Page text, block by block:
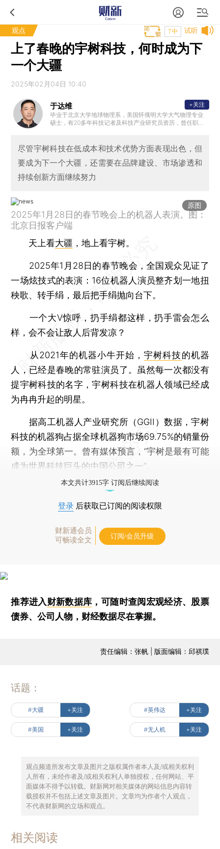
观点 试听
T中
上了春晚的宇树科技，何时成为下
一个大疆
2025年02月04日 10:40
于达维
毕业于北京大学地球物理系，美国怀俄明大学大气物理专业
硕士，有20多年科技记者及科技产业研究员资历，曾任职《
+关注
尽管宇树科技在低成本和技术优势方面表现出色，但
要成为下一个大疆，还需要在品牌建设、市场渗透和
持续创新方面继续努力
原图
2025年1月28日的春节晚会上的机器人表演。图：
北京日报客户端
天上看大疆 ，地上看宇树。
2025年1月28日的春节晚会，全国观众见证了
一场炫技式的表演：16位机器人演员整齐划一地扭
秧歌、转手绢，最后把手绢抛向台下。
一个大V惊呼，扔手绢都这样，扔手雷会怎么
样，会不会让敌人后背发凉？
从2021年的机器小牛开始，宇树科技的机器
人，已经是春晚的常驻演员了。虽然每一次都没有
提宇树科技的名字，宇树科技在机器人领域已经成
为冉冉升起的明星。
据高工机器人产业研究所（GGII）数据，宇树
科技的机器狗占据全球机器狗市场69.75%的销量份
额，为全球第一。曾有媒体预言，“宇树是最有可能
成为世界科技巨头的中国公司之一”。
本文共计3915字 订阅后继续阅读
登录 后获取已订阅的阅读权限
财新通会员
可畅读全文
订阅/会员升级
推荐进入财新数据库 ，可随时查阅宏观经济、股票
债券、公司人物，财经数据尽在掌握。
责任编辑：张帆 | 版面编辑：邱祺璞
话题：
#大疆 +关注 #英伟达 +关注
#美国 +关注 #无人机 +关注
观点频道所发布文章及图片之版权属作者本人及/或相关权利
人所有，未经作者及/或相关权利人单独授权，任何网站、平
面媒体不得予以转载。财新网对相关媒体的网站信息内容转
载授权并不包括上述文章及图片。文章均为作者个人观点，
不代表财新网的立场和观点。
相关阅读